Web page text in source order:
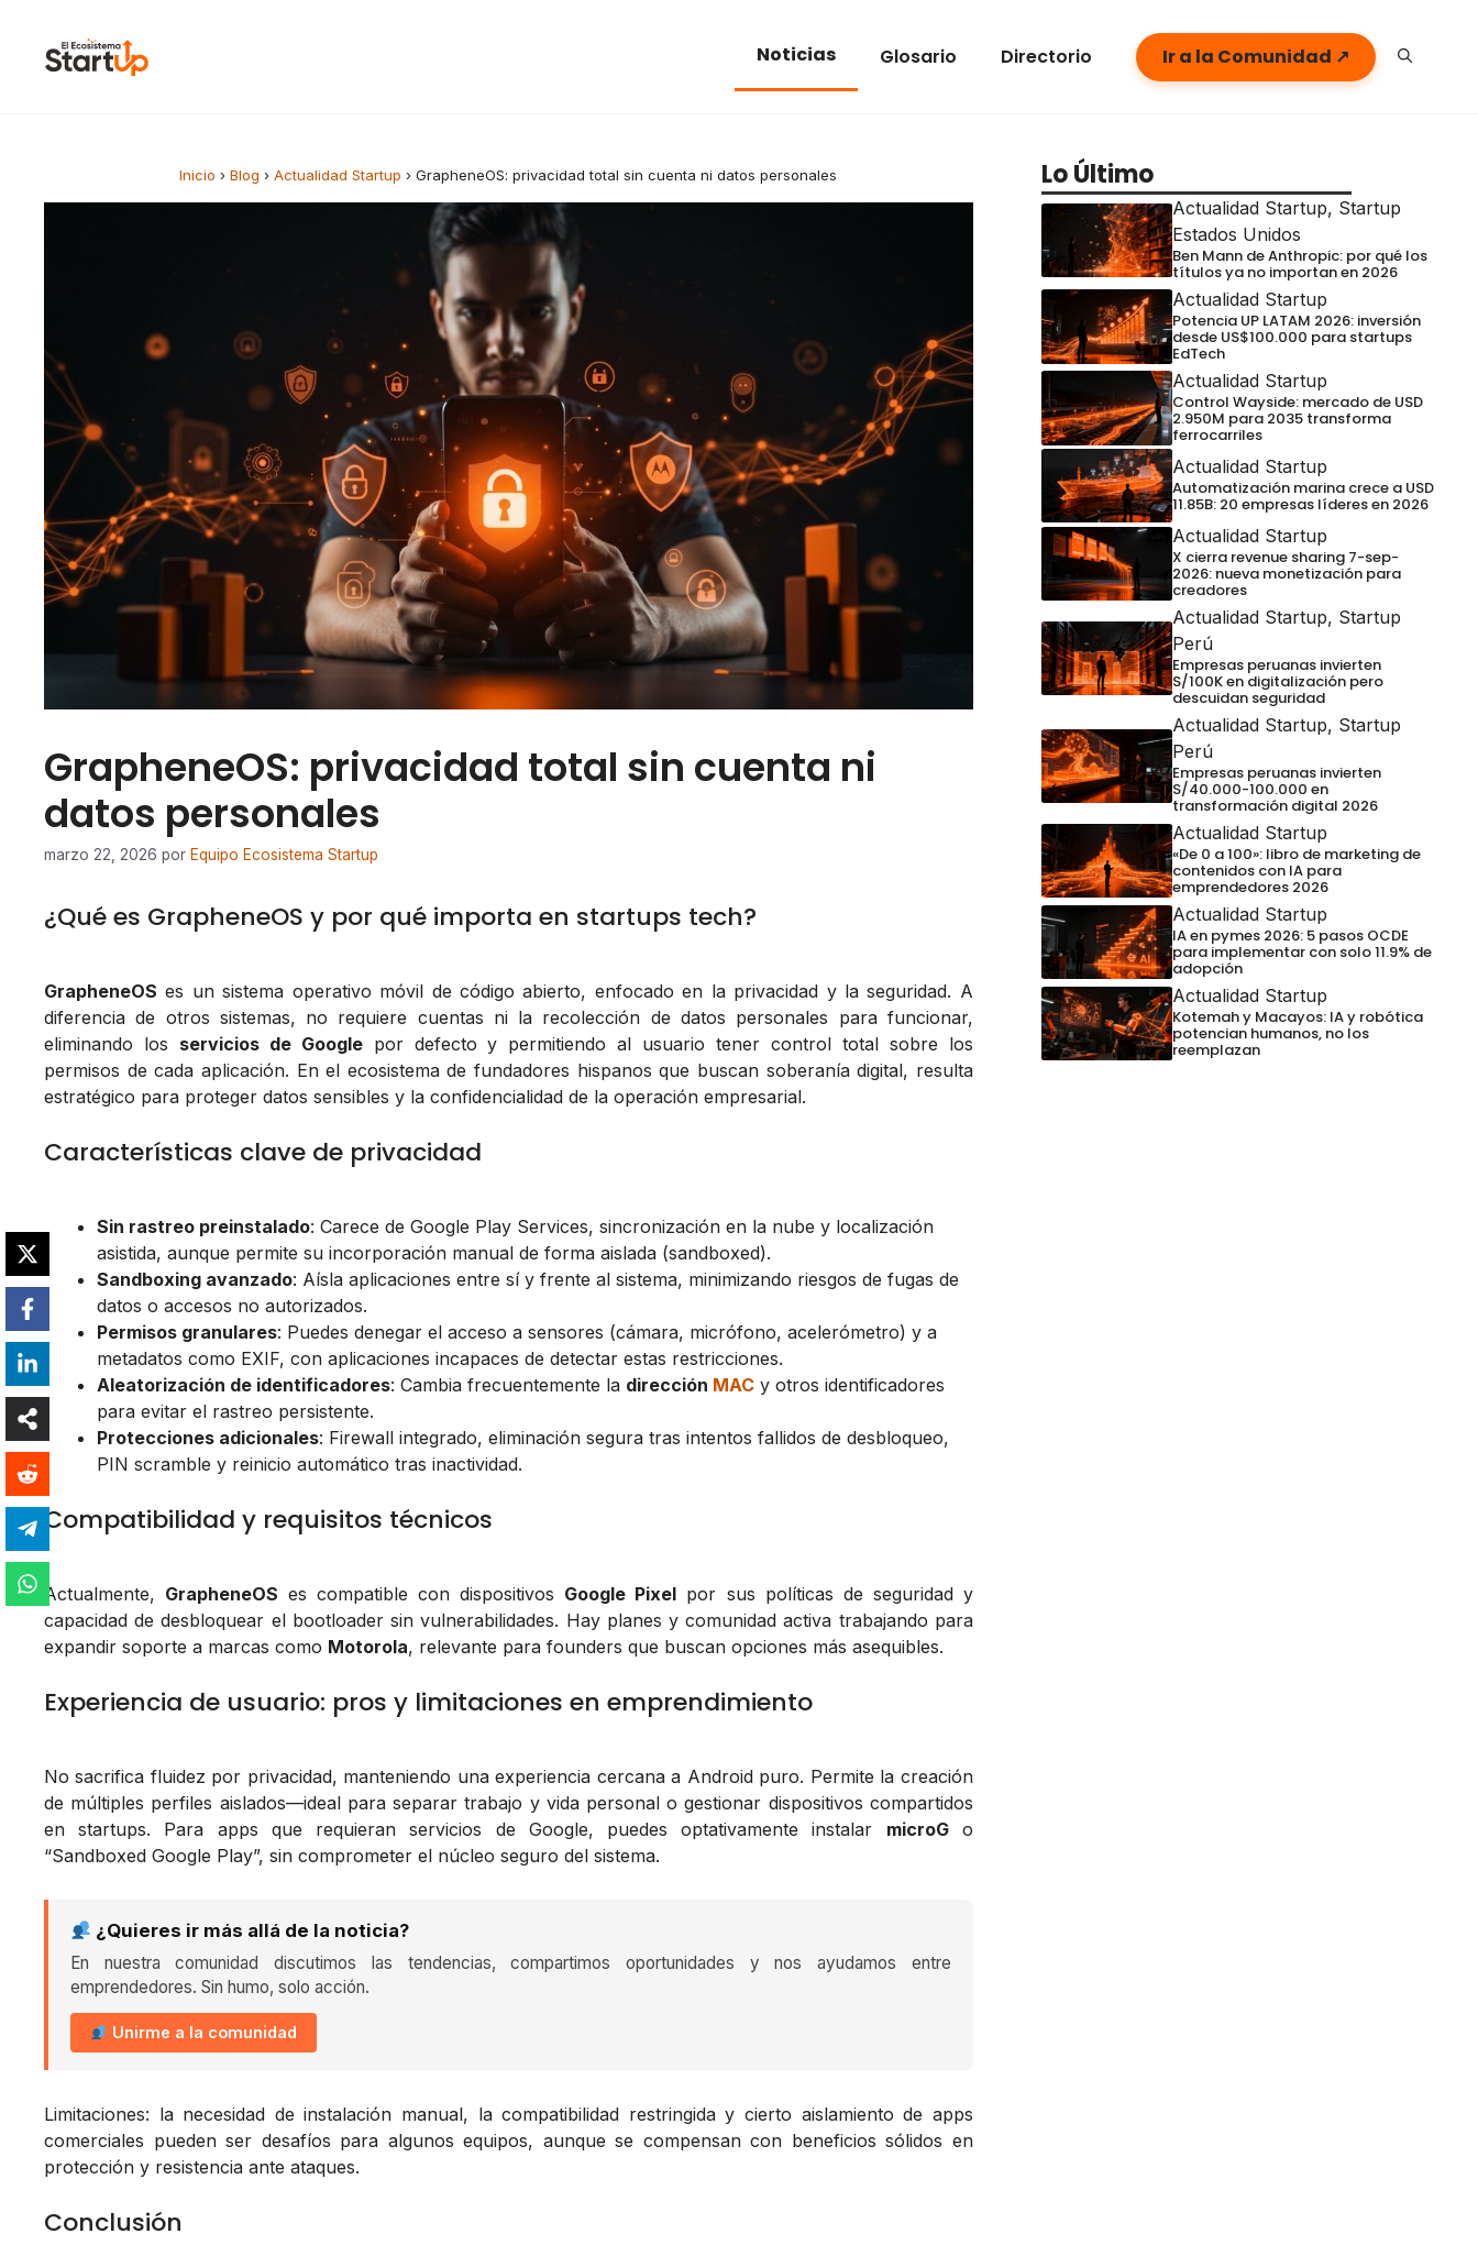
Noticias Glosario Directorio Ir a la Comunidad ↗
Inicio › Blog › Actualidad Startup › GrapheneOS: privacidad total sin cuenta ni datos personales
GrapheneOS: privacidad total sin cuenta ni
datos personales
marzo 22, 2026 por Equipo Ecosistema Startup
¿Qué es GrapheneOS y por qué importa en startups tech?
GrapheneOS es un sistema operativo móvil de código abierto, enfocado en la privacidad y la seguridad. A
diferencia de otros sistemas, no requiere cuentas ni la recolección de datos personales para funcionar,
eliminando los servicios de Googlepor defecto y permitiendo al usuario tener control total sobre los
permisos de cada aplicación. En el ecosistema de fundadores hispanos que buscan soberanía digital, resulta
estratégico para proteger datos sensibles y la confidencialidad de la operación empresarial.
Características clave de privacidad
Sin rastreo preinstalado: Carece de Google Play Services, sincronización en la nube y localización
asistida, aunque permite su incorporación manual de forma aislada (sandboxed).
Sandboxing avanzado: Aísla aplicaciones entre sí y frente al sistema, minimizando riesgos de fugas de
datos o accesos no autorizados.
Permisos granulares: Puedes denegar el acceso a sensores (cámara, micrófono, acelerómetro) y a
metadatos como EXIF, con aplicaciones incapaces de detectar estas restricciones.
Aleatorización de identificadores: Cambia frecuentemente la dirección MAC y otros identificadores
para evitar el rastreo persistente.
Protecciones adicionales: Firewall integrado, eliminación segura tras intentos fallidos de desbloqueo,
PIN scramble y reinicio automático tras inactividad.
Compatibilidad y requisitos técnicos
Actualmente, GrapheneOS es compatible con dispositivos Google Pixel por sus políticas de seguridad y
capacidad de desbloquear el bootloader sin vulnerabilidades. Hay planes y comunidad activa trabajando para
expandir soporte a marcas como Motorola, relevante para founders que buscan opciones más asequibles.
Experiencia de usuario: pros y limitaciones en emprendimiento
No sacrifica fluidez por privacidad, manteniendo una experiencia cercana a Android puro. Permite la creación
de múltiples perfiles aislados—ideal para separar trabajo y vida personal o gestionar dispositivos compartidos
en startups. Para apps que requieran servicios de Google, puedes optativamente instalar microGo
“Sandboxed Google Play”, sin comprometer el núcleo seguro del sistema.
¿Quieres ir más allá de la noticia?
En nuestra comunidad discutimos las tendencias, compartimos oportunidades y nos ayudamos entre
emprendedores. Sin humo, solo acción.
Unirme a la comunidad
Limitaciones: la necesidad de instalación manual, la compatibilidad restringida y cierto aislamiento de apps
comerciales pueden ser desafíos para algunos equipos, aunque se compensan con beneficios sólidos en
protección y resistencia ante ataques.
Conclusión
Lo Último
Actualidad Startup, Startup
Estados Unidos
Ben Mann de Anthropic: por qué los
títulos ya no importan en 2026
Actualidad Startup
Potencia UP LATAM 2026: inversión
desde US$100.000 para startups
EdTech
Actualidad Startup
Control Wayside: mercado de USD
2.950M para 2035 transforma
ferrocarriles
Actualidad Startup
Automatización marina crece a USD
11.85B: 20 empresas líderes en 2026
Actualidad Startup
X cierra revenue sharing 7-sep-
2026: nueva monetización para
creadores
Actualidad Startup, Startup
Perú
Empresas peruanas invierten
S/100K en digitalización pero
descuidan seguridad
Actualidad Startup, Startup
Perú
Empresas peruanas invierten
S/40.000-100.000 en
transformación digital 2026
Actualidad Startup
«De 0 a 100»: libro de marketing de
contenidos con IA para
emprendedores 2026
Actualidad Startup
IA en pymes 2026: 5 pasos OCDE
para implementar con solo 11.9% de
adopción
Actualidad Startup
Kotemah y Macayos: IA y robótica
potencian humanos, no los
reemplazan